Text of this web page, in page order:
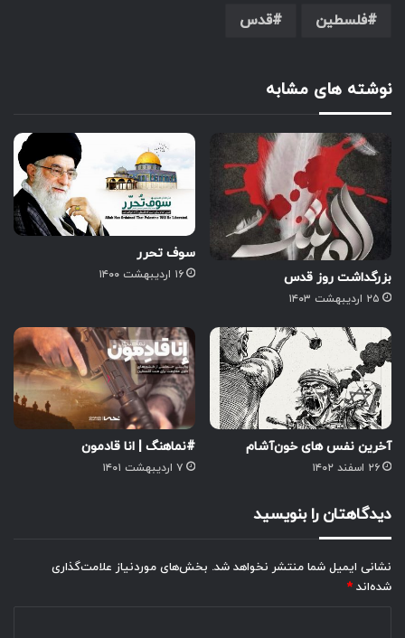
فلسطین
قدس
نوشته های مشابه
بزرگداشت روز قدس
۲۵ اردیبهشت ۱۴۰۳
سوف تحرر
۱۶ اردیبهشت ۱۴۰۰
آخرین نفس های خون‌آشام
۲۶ اسفند ۱۴۰۲
#نماهنگ | انا قادمون
۷ اردیبهشت ۱۴۰۱
دیدگاهتان را بنویسید
نشانی ایمیل شما منتشر نخواهد شد. بخش‌های موردنیاز علامت‌گذاری
شده‌اند *